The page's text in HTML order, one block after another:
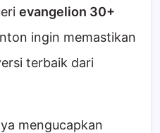
evangelion 30+
ingin memastikan
terbaik dari
mengucapkan